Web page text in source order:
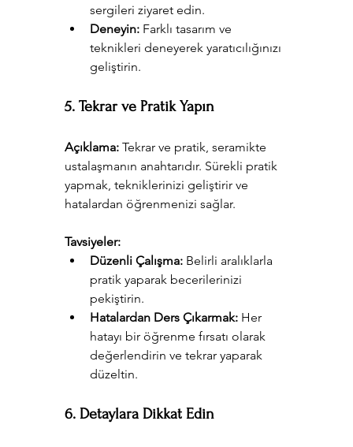
sergileri ziyaret edin.
Deneyin: Farklı tasarım ve
teknikleri deneyerek yaratıcılığınızı
geliştirin.
5. Tekrar ve Pratik Yapın
Açıklama: Tekrar ve pratik, seramikte
ustalaşmanın anahtarıdır. Sürekli pratik
yapmak, tekniklerinizi geliştirir ve
hatalardan öğrenmenizi sağlar.
Tavsiyeler:
Düzenli Çalışma: Belirli aralıklarla
pratik yaparak becerilerinizi
pekiştirin.
Hatalardan Ders Çıkarmak: Her
hatayı bir öğrenme fırsatı olarak
değerlendirin ve tekrar yaparak
düzeltin.
6. Detaylara Dikkat Edin